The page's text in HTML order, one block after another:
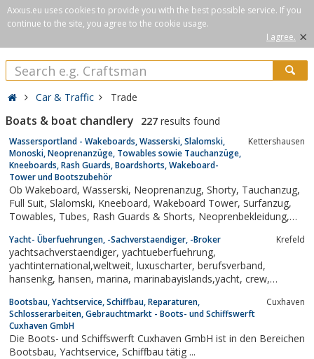
Axxus.eu uses cookies to provide you with the best possible service. If you
continue to the site, you agree to the cookie usage.
I agree. ×
Car & Traffic Trade
Boats & boat chandlery 227 results found
Wassersportland - Wakeboards, Wasserski, Slalomski,
Monoski, Neoprenanzüge, Towables sowie Tauchanzüge,
Kneeboards, Rash Guards, Boardshorts, Wakeboard-
Tower und Bootszubehör
Kettershausen
Ob Wakeboard, Wasserski, Neoprenanzug, Shorty, Tauchanzug,
Full Suit, Slalomski, Kneeboard, Wakeboard Tower, Surfanzug,
Towables, Tubes, Rash Guards & Shorts, Neoprenbekleidung,
Wassersport.
Yacht- Überfuehrungen, -Sachverstaendiger, -Broker Krefeld
yachtsachverstaendiger, yachtueberfuehrung,
yachtinternational,weltweit, luxuscharter, berufsverband,
hansenkg, hansen, marina, marinabayislands,yacht, crew,
beteiligungsangebot,luxuscharter, hansen`s webshop und verlag,
skipper, coradina, elegant&egrave;, karibik,
havariekommissariat,...
Bootsbau, Yachtservice, Schiffbau, Reparaturen,
Schlosserarbeiten, Gebrauchtmarkt - Boots- und Schiffswerft
Cuxhaven GmbH
Cuxhaven
Die Boots- und Schiffswerft Cuxhaven GmbH ist in den Bereichen
Bootsbau, Yachtservice, Schiffbau tätig ...